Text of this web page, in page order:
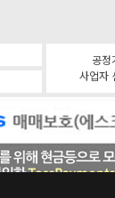
공정
사업자